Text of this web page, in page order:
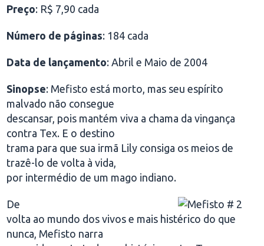
Preço: R$ 7,90 cada
Número de páginas: 184 cada
Data de lançamento: Abril e Maio de 2004
Sinopse: Mefisto está morto, mas seu espírito
malvado não consegue
descansar, pois mantém viva a chama da vingança
contra Tex. E o destino
trama para que sua irmã Lily consiga os meios de
trazê-lo de volta à vida,
por intermédio de um mago indiano.
De
volta ao mundo dos vivos e mais histérico do que
nunca, Mefisto narra